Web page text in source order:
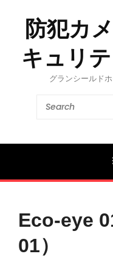
防犯カ
キュリ
グランシールド
Search
Eco-eye
01）